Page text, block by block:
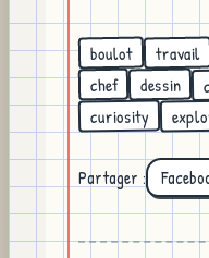
boulot travail
chef dessin
curiosity
Partager :